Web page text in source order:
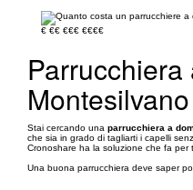
€ €€ €€€ €€€€
Stai cercando una parrucchiera a
che sia in grado di tagliarti i capelli
Cronoshare ha la soluzione che fa per
Una buona parrucchiera deve saper